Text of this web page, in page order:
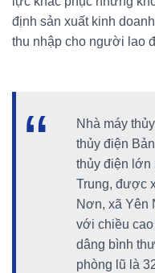
định sản xuất kinh
thu nhập cho người lao
Nhà máy
thủy điện
thủy điện lớn
Trung, được
Nơn, xã Yên
với chiều
dâng bình
phòng lũ là